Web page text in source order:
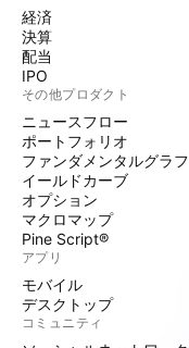
経済
決算
配当
IPO
その他プロダクト
ニュースフロー
ポートフォリオ
ファンダメンタルグラフ
イールドカーブ
オプション
マクロマップ
Pine Script®
アプリ
モバイル
デスクトップ
コミュニティ